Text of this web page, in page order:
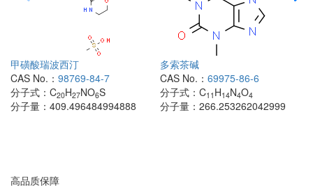
甲磺酸瑞波西汀
CAS No.： 98769-84-7
分子式： C20H27NO6S
分子量： 409.496484994888
多索茶碱
CAS No.： 69975-86-6
分子式： C11 H14N4O4
分子量： 266.253262042999
高品质保障